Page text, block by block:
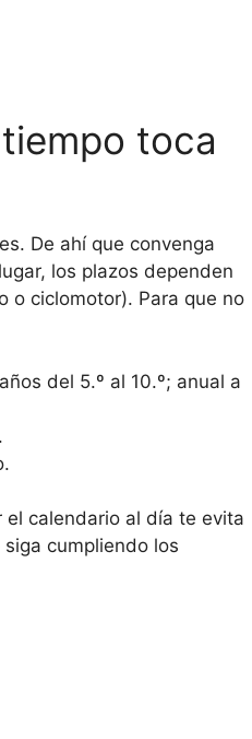
toca
De ahí que convenga
los plazos dependen
o ciclomotor). Para que no
del 5.º al 10.º; anual a
el calendario al día te evita
cumpliendo los